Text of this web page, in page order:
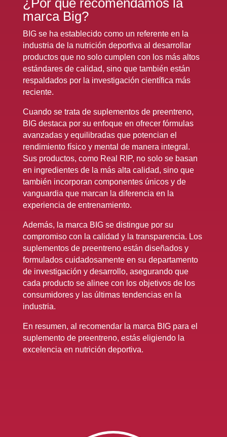
¿Por qué recomendamos la
marca Big?
BIG se ha establecido como un referente en la
industria de la nutrición deportiva al desarrollar
productos que no solo cumplen con los más altos
estándares de calidad, sino que también están
respaldados por la investigación científica más
reciente.
Cuando se trata de suplementos de preentreno,
BIG destaca por su enfoque en ofrecer fórmulas
avanzadas y equilibradas que potencian el
rendimiento físico y mental de manera integral.
Sus productos, como Real RIP, no solo se basan
en ingredientes de la más alta calidad, sino que
también incorporan componentes únicos y de
vanguardia que marcan la diferencia en la
experiencia de entrenamiento.
Además, la marca BIG se distingue por su
compromiso con la calidad y la transparencia. Los
suplementos de preentreno están diseñados y
formulados cuidadosamente en su departamento
de investigación y desarrollo, asegurando que
cada producto se alinee con los objetivos de los
consumidores y las últimas tendencias en la
industria.
En resumen, al recomendar la marca BIG para el
suplemento de preentreno, estás eligiendo la
excelencia en nutrición deportiva.